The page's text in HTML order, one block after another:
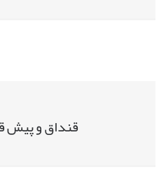
قنداق و پیش